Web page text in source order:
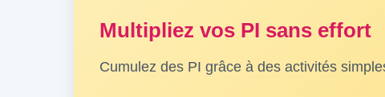
Multipliez vos PI sans effort
Cumulez des PI grâce à des activités